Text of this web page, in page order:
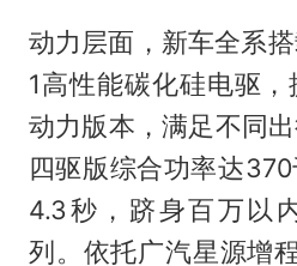
动力层面，新车全系
1高性能碳化硅电驱
动力版本，满足不同
四驱版综合功率达
4.3秒，跻身百万以
列。依托广汽星源增